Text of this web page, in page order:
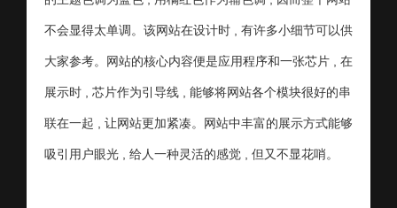
不会显得太单调。该网站在设计时 , 有许多小细节可以供
大家参考。网站的核心内容便是应用程序和一张芯片 , 在
展示时 , 芯片作为引导线 , 能够将网站各个模块很好的串
联在一起 , 让网站更加紧凑。网站中丰富的展示方式能够
吸引用户眼光 , 给人一种灵活的感觉 , 但又不显花哨。